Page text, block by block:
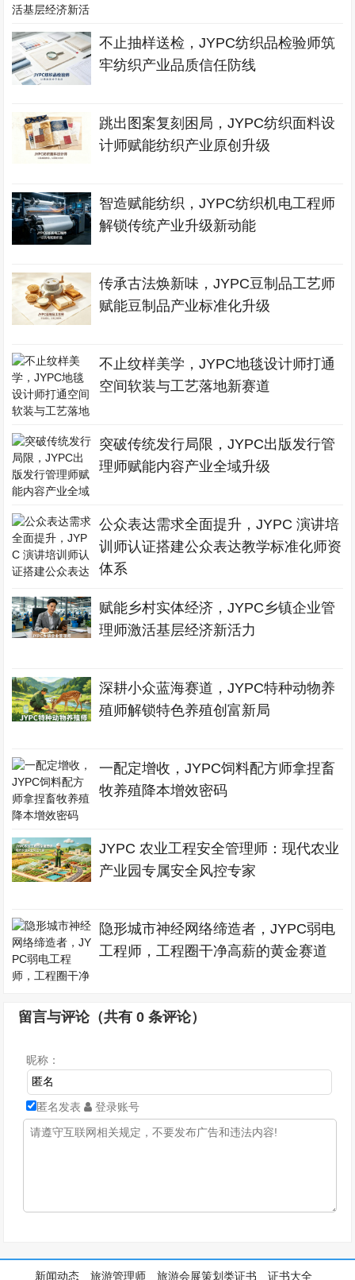
不止抽样送检，JYPC纺织品检验师筑
牢纺织产业品质信任防线
跳出图案复刻困局，JYPC纺织面料设
计师赋能纺织产业原创升级
智造赋能纺织，JYPC纺织机电工程师
解锁传统产业升级新动能
传承古法焕新味，JYPC豆制品工艺师
赋能豆制品产业标准化升级
不止纹样美学，JYPC地毯设计师打通
空间软装与工艺落地新赛道
突破传统发行局限，JYPC出版发行管
理师赋能内容产业全域升级
公众表达需求全面提升，JYPC 演讲培
训师认证搭建公众表达教学标准化师资
体系
赋能乡村实体经济，JYPC乡镇企业管
理师激活基层经济新活力
深耕小众蓝海赛道，JYPC特种动物养
殖师解锁特色养殖创富新局
一配定增收，JYPC饲料配方师拿捏畜
牧养殖降本增效密码
JYPC 农业工程安全管理师：现代农业
产业园专属安全风控专家
隐形城市神经网络缔造者，JYPC弱电
工程师，工程圈干净高薪的黄金赛道
留言与评论（共有0 条评论）
昵称：
匿名发表 登录账号
新闻动态 旅游管理师 旅游会展策划类证书 证书大全